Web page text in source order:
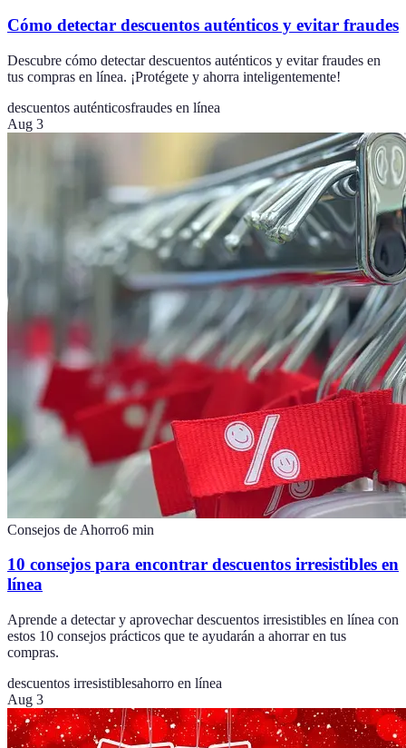
Cómo detectar descuentos auténticos y evitar fraudes
Descubre cómo detectar descuentos auténticos y evitar fraudes en
tus compras en línea. ¡Protégete y ahorra inteligentemente!
descuentos auténticosfraudes en línea
Aug 3
Consejos de Ahorro6 min
10 consejos para encontrar descuentos irresistibles en
línea
Aprende a detectar y aprovechar descuentos irresistibles en línea con
estos 10 consejos prácticos que te ayudarán a ahorrar en tus
compras.
descuentos irresistiblesahorro en línea
Aug 3